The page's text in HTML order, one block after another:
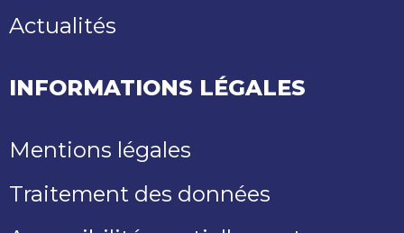
Actualités
INFORMATIONS LÉGALES
Mentions légales
Traitement des données